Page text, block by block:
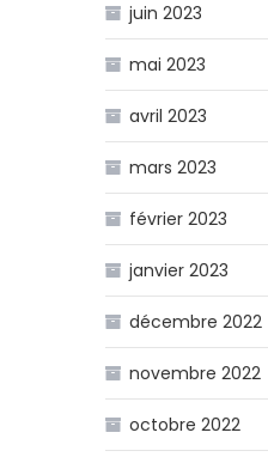
juin 2023
mai 2023
avril 2023
mars 2023
février 2023
janvier 2023
décembre 2022
novembre 2022
octobre 2022